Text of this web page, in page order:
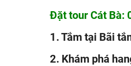
Đặt tour Cát Bà:
1. Tắm tại Bãi
2. Khám phá